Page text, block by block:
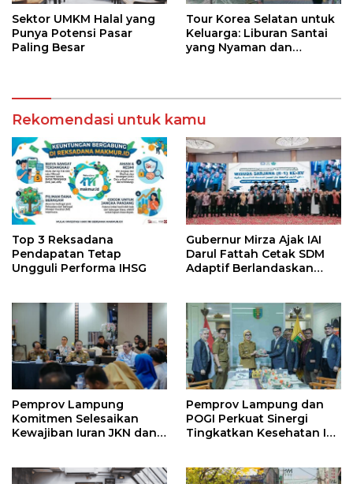
Sektor UMKM Halal yang
Punya Potensi Pasar
Paling Besar
Tour Korea Selatan untuk
Keluarga: Liburan Santai
yang Nyaman dan
Rekomendasi untuk kamu
Top 3 Reksadana
Pendapatan Tetap
Ungguli Performa IHSG
Gubernur Mirza Ajak IAI
Darul Fattah Cetak SDM
Adaptif Berlandaskan
Pemprov Lampung
Komitmen Selesaikan
Kewajiban Iuran JKN dan
Kesehatan
Pemprov Lampung dan
POGI Perkuat Sinergi
Tingkatkan Kesehatan Ibu